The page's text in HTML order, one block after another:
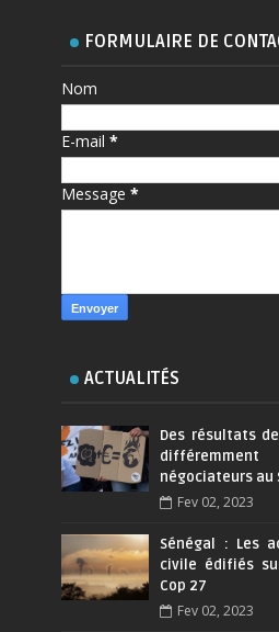
FORMULAIRE DE
Nom
E-mail*
Message*
ACTUALITÉS
Des résultats
négociateurs au
Fev 02, 2023
Sénégal : Les
civile édifiés
Cop 27
Fev 02, 2023